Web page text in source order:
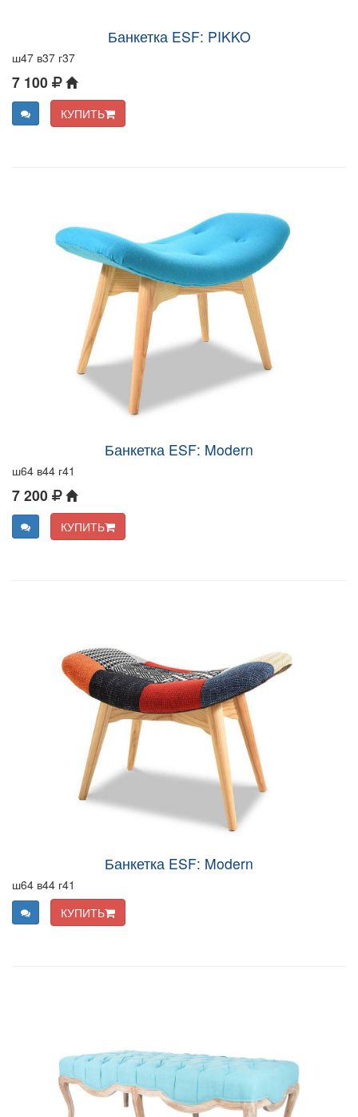
Банкетка ESF: PIKKO
ш47 в37 г37
7 100
КУПИТЬ
Банкетка ESF: Modern
ш64 в44 г41
7 200
КУПИТЬ
Банкетка ESF: Modern
ш64 в44 г41
КУПИТЬ